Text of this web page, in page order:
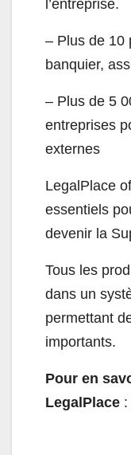
l’entreprise.
– Plus de 10
banquier,
– Plus de 5
entreprises
externes
LegalPlace
essentiels
devenir la
Tous les
dans un
permettant
importants.
Pour en
LegalPlace :